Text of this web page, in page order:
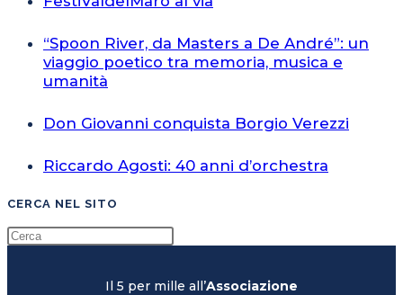
“Spoon River, da Masters a De André”: un
viaggio poetico tra memoria, musica e
umanità
Don Giovanni conquista Borgio Verezzi
Riccardo Agosti: 40 anni d’orchestra
CERCA NEL SITO
Il 5 per mille all’Associazione